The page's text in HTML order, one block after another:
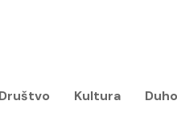
Kultura